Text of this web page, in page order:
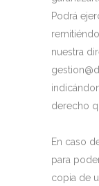
Podrá
nuestra
derecho
En caso
para
copia de